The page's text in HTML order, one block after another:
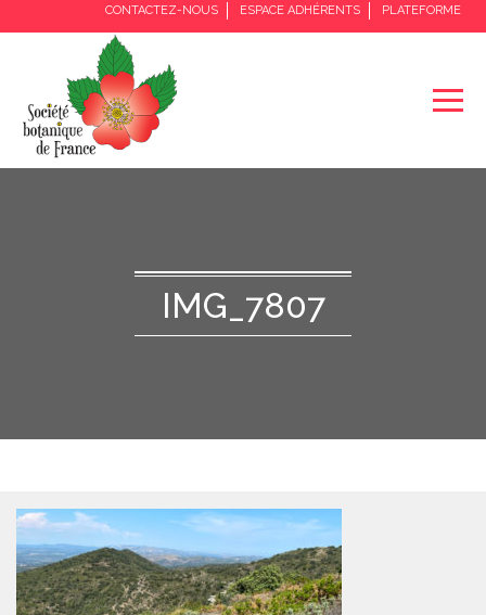
CONTACTEZ-NOUS ESPACE ADHÉRENTS PLATEFORME
IMG_7807